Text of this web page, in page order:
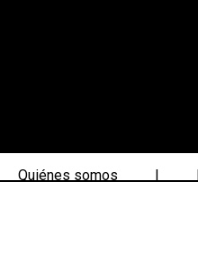
Quiénes somos |